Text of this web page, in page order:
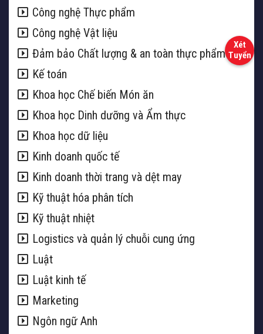
Công nghệ Thực phẩm
Công nghệ Vật liệu
Đảm bảo Chất lượng & an toàn thực phẩm
Kế toán
Khoa học Chế biến Món ăn
Khoa học Dinh dưỡng và Ẩm thực
Khoa học dữ liệu
Kinh doanh quốc tế
Kinh doanh thời trang và dệt may
Kỹ thuật hóa phân tích
Kỹ thuật nhiệt
Logistics và quản lý chuỗi cung ứng
Luật
Luật kinh tế
Marketing
Ngôn ngữ Anh